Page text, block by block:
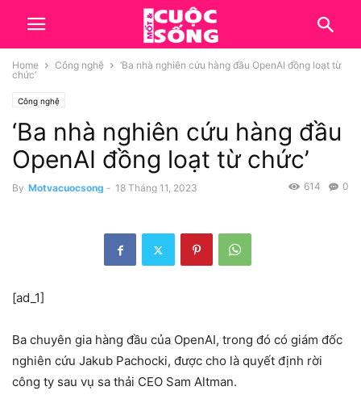
Home Công nghệ
‘Ba nhà nghiên cứu hàng đầu OpenAI đồng loạt từ
chức’
Công nghệ
‘Ba nhà nghiên cứu hàng đầu
OpenAI đồng loạt từ chức’
By Motvacuocsong - 18 Tháng 11, 2023 0
614
[ad_1]
Ba chuyên gia hàng đầu của OpenAI, trong đó có giám đốc
nghiên cứu Jakub Pachocki, được cho là quyết định rời
công ty sau vụ sa thải CEO Sam Altman.